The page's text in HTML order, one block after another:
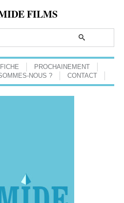
FILMS
PROCHAINEMENT
NOUS ? CONTACT